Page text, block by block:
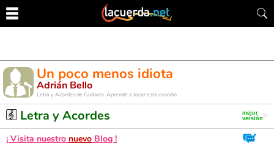
Un poco menos idiota
Adrián Bello
Letra y Acordes de Guitarra. Aprende a tocar esta canción
Letra y Acordes
¡ Visita nuestro nuevo Blog !